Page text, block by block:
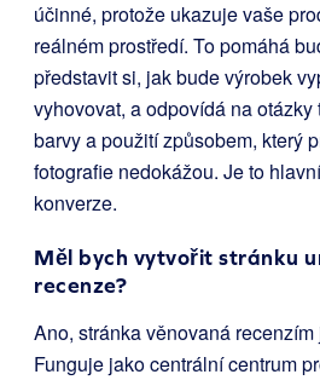
účinné, protože ukazuje vaše
reálném prostředí. To pomáhá
představit si, jak bude výrobek
vyhovovat, a odpovídá na
barvy a použití způsobem, který
fotografie nedokážou. Je to
konverze.
Měl bych vytvořit stránku
recenze?
Ano, stránka věnovaná
Funguje jako centrální centrum